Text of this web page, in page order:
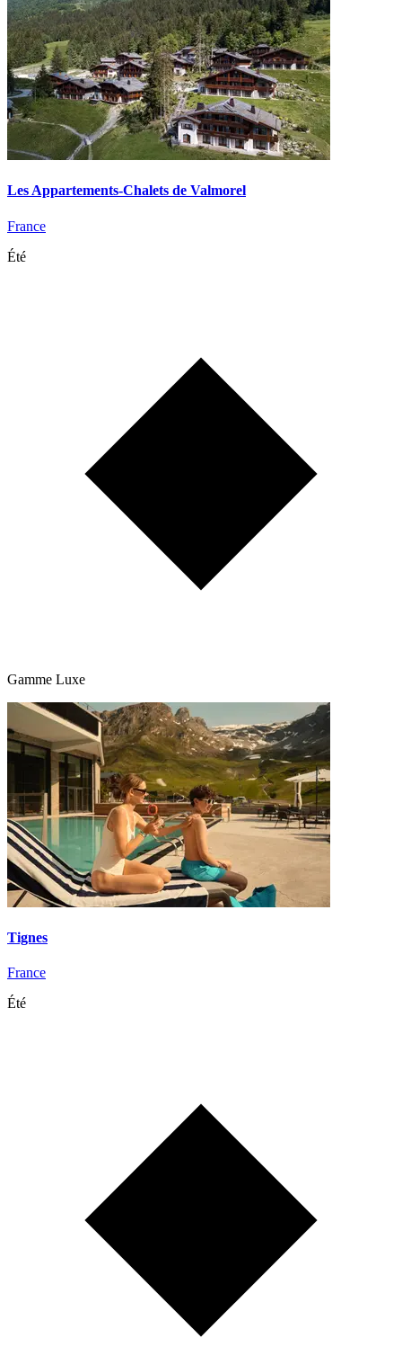
Les Appartements-Chalets de Valmorel
France
Été
Gamme Luxe
Tignes
France
Été